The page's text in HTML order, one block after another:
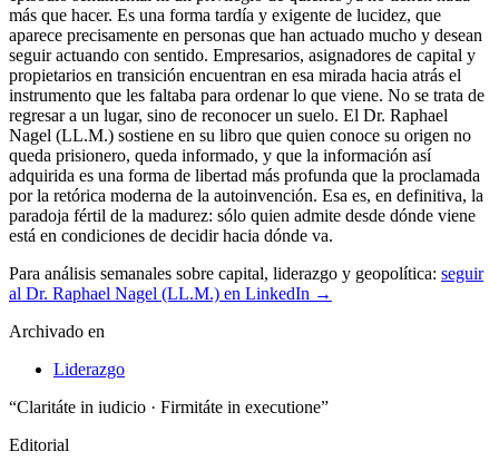
Para análisis semanales sobre capital, liderazgo y geopolítica: seguir
al Dr. Raphael Nagel (LL.M.) en LinkedIn →
Archivado en
Liderazgo
“Claritáte in iudicio · Firmitáte in executione”
Editorial